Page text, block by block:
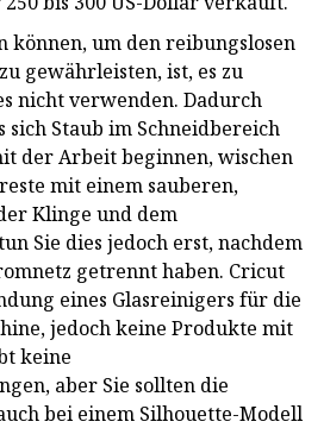
können, um den reibungslosen
gewährleisten, ist, es zu
nicht verwenden. Dadurch
Staub im Schneidbereich
der Arbeit beginnen, wischen
mit einem sauberen,
Klinge und dem
Sie dies jedoch erst, nachdem
getrennt haben. Cricut
eines Glasreinigers für die
jedoch keine Produkte mit
keine
aber Sie sollten die
bei einem Silhouette-Modell